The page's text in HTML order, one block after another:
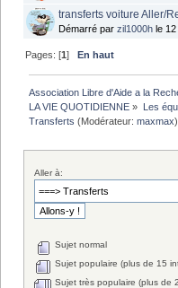
transferts voiture Aller/
Démarré par zil1000h le
Pages: [1]En haut
Association Libre d'Aide a la
LA VIE QUOTIDIENNE » Les
Transferts (Modérateur:maxmax)
Aller à:
Sujet normal
Sujet populaire (plus de 15
Sujet très populaire (plus de